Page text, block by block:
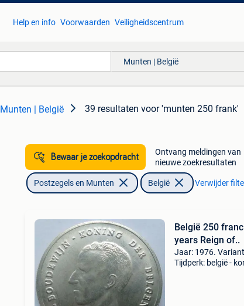
Help en info Voorwaarden Veiligheidscentrum
Munten | België
Munten | België 39 resultaten voor 'munten 250 frank'
Bewaar je zoekopdracht
Ontvang meldingen van
nieuwe zoekresultaten
Postzegels en Munten België Verwijder
België 250
years Reign of..
Jaar: 1976.
Tijdperk: belgië -